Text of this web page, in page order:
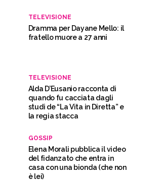
TELEVISIONE
Dramma per Dayane Mello: il
fratello muore a 27 anni
TELEVISIONE
Alda D’Eusanio racconta di
quando fu cacciata dagli
studi de “La Vita in Diretta” e
la regia stacca
GOSSIP
Elena Morali pubblica il video
del fidanzato che entra in
casa con una bionda (che non
è lei)